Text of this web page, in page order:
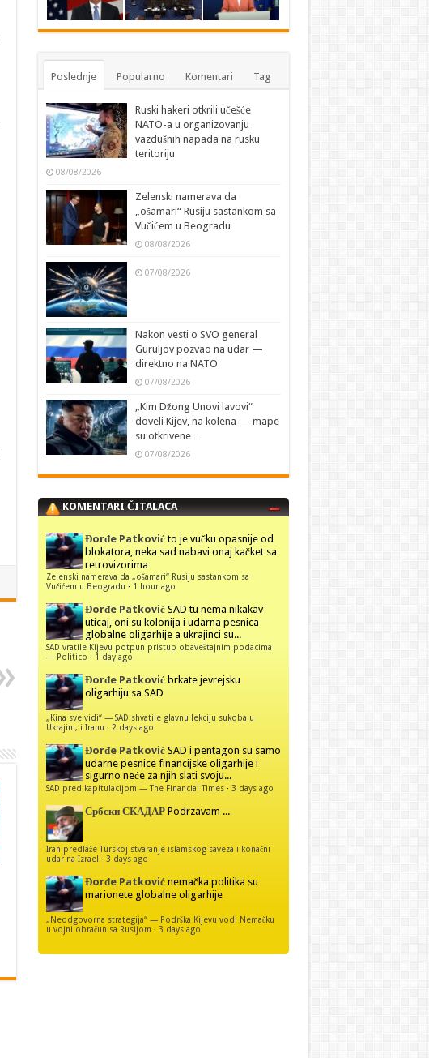
Poslednje Popularno Komentari Tag
Ruski hakeri otkrili učešće
NATO-a u organizovanju
vazdušnih napada na rusku
teritoriju
08/08/2026
Zelenski namerava da
„ošamari“ Rusiju sastankom sa
Vučićem u Beogradu
08/08/2026
07/08/2026
Nakon vesti o SVO general
Guruljov pozvao na udar —
direktno na NATO
07/08/2026
„Kim Džong Unovi lavovi“
doveli Kijev, na kolena — mape
su otkrivene…
07/08/2026
KOMENTARI ČITALACA
Đorđe Patković to je vučku opasnije od
blokatora, neka sad nabavi onaj kačket sa
retrovizorima
Zelenski namerava da „ošamari“ Rusiju sastankom sa
Vučićem u Beogradu · 1 hour ago
Đorđe Patković SAD tu nema nikakav
uticaj, oni su kolonija i udarna pesnica
globalne oligarhije a ukrajinci su...
SAD vratile Kijevu potpun pristup obaveštajnim podacima
— Politico · 1 day ago
Đorđe Patković brkate jevrejsku
oligarhiju sa SAD
„Kina sve vidi“ — SAD shvatile glavnu lekciju sukoba u
Ukrajini, i Iranu · 2 days ago
Đorđe Patković SAD i pentagon su samo
udarne pesnice financijske oligarhije i
sigurno neće za njih slati svoju...
SAD pred kapitulacijom — The Financial Times· 3 days ago
Србски СКАДАР Podrzavam ...
Iran predlaže Turskoj stvaranje islamskog saveza i konačni
udar na Izrael · 3 days ago
Đorđe Patković nemačka politika su
marionete globalne oligarhije
„Neodgovorna strategija“ — Podrška Kijevu vodi Nemačku
u vojni obračun sa Rusijom · 3 days ago